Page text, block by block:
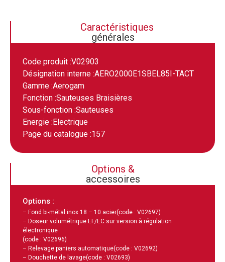
Caractéristiques
générales
Code produit :V02903
Désignation interne :AERO2000E1SBEL85I-TACT
Gamme :Aerogam
Fonction :Sauteuses Braisières
Sous-fonction :Sauteuses
Energie :Electrique
Page du catalogue :157
Options &
accessoires
Options :
– Fond bi-métal inox 18 – 10 acier(code : V02697)
– Doseur volumétrique EF/EC sur version à régulation
électronique
(code : V02696)
– Relevage paniers automatique(code : V02692)
– Douchette de lavage(code : V02693)